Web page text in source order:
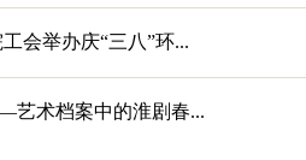
会举办庆“三八”环...
艺术档案中的淮剧春...
艺术研究院工会举办庆“三八”环...